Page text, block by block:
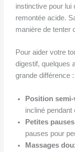
instinctive pour lui
remontée acide.
manière de tenter
Pour aider votre
digestif, quelques
grande différence :
Position
incliné
Petites pauses
pauses pour
Massages